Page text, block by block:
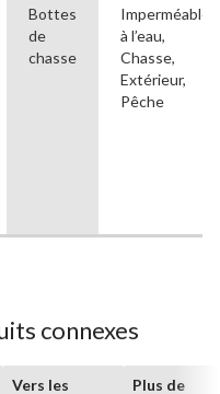
Bottes
de
chasse
Imperméable
à l’eau,
Chasse,
Extérieur,
Pêche
connexes
Vers les Plus de